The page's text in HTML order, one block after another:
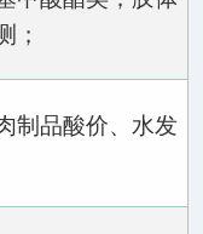
；
制品酸价、水发